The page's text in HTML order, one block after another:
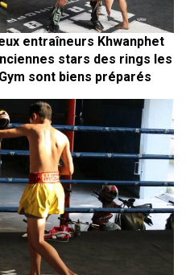
entraîneurs Khwanphet
stars des rings les
sont biens préparés